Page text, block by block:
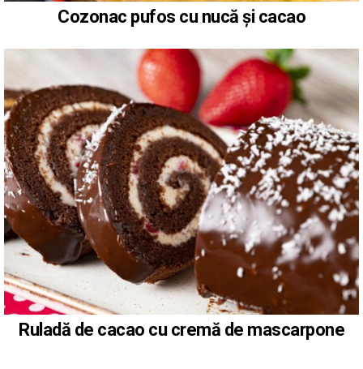
Cozonac pufos cu nucă și cacao
Ruladă de cacao cu cremă de mascarpone